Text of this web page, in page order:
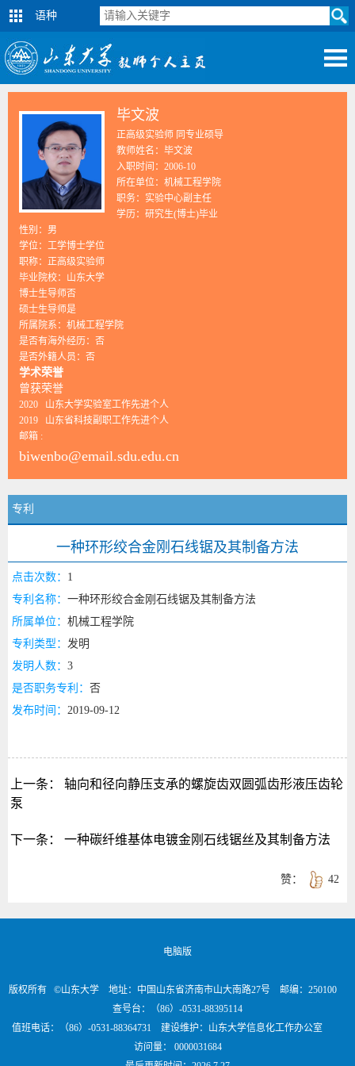
语种
毕文波
正高级实验师 同专业硕导
教师姓名：毕文波
入职时间：2006-10
所在单位：机械工程学院
职务：实验中心副主任
学历：研究生(博士)毕业
性别：男
学位：工学博士学位
职称：正高级实验师
毕业院校：山东大学
博士生导师否
硕士生导师是
所属院系：机械工程学院
是否有海外经历：否
是否外籍人员：否
学术荣誉
曾获荣誉
2020 山东大学实验室工作先进个人
2019 山东省科技副职工作先进个人
邮箱 :
biwenbo@email.sdu.edu.cn
专利
一种环形绞合金刚石线锯及其制备方法
点击次数： 1
专利名称： 一种环形绞合金刚石线锯及其制备方法
所属单位： 机械工程学院
专利类型： 发明
发明人数： 3
是否职务专利： 否
发布时间： 2019-09-12
上一条：
轴向和径向静压支承的螺旋齿双圆弧齿形液压齿轮
泵
下一条： 一种碳纤维基体电镀金刚石线锯丝及其制备方法
42
赞：
电脑版
版权所有 ©山东大学 地址：中国山东省济南市山大南路27号 邮编：250100
查号台：（86）-0531-88395114
值班电话：（86）-0531-88364731 建设维护：山东大学信息化工作办公室
访问量： 0000031684